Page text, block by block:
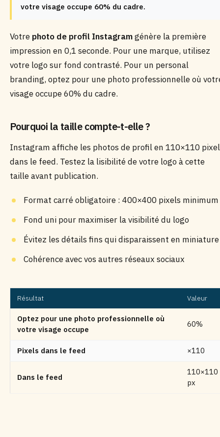
votre visage occupe 60% du cadre.
Votre photo de profil Instagramgénère la première
impression en 0,1 seconde. Pour une marque, utilisez
votre logo sur fond contrasté. Pour un personal
branding, optez pour une photo professionnelle où
visage occupe 60% du cadre.
Pourquoi la taille compte-t-elle ?
Instagram affiche les photos de profil en 110×110
dans le feed. Testez la lisibilité de votre logo à cette
taille avant publication.
Format carré obligatoire : 400×400 pixels minimum
Fond uni pour maximiser la visibilité du logo
Évitez les détails fins qui disparaissent en miniature
Cohérence avec vos autres réseaux sociaux
Résultat Valeur
Optez pour une photo professionnelle où
votre visage occupe
60%
Pixels dans le feed ×110
Dans le feed
110×110
px